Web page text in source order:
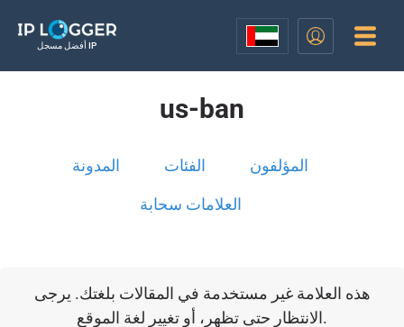
أفضل مسجل IP
us-ban
المدونة الفئات المؤلفون
العلامات سحابة